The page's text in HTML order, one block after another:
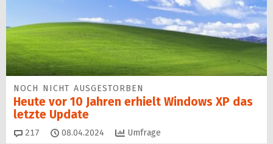
NOCH NICHT AUSGESTORBEN
Heute vor 10 Jahren erhielt Windows XP das
letzte Update
217 Kommentare
08.04.2024 Umfrage